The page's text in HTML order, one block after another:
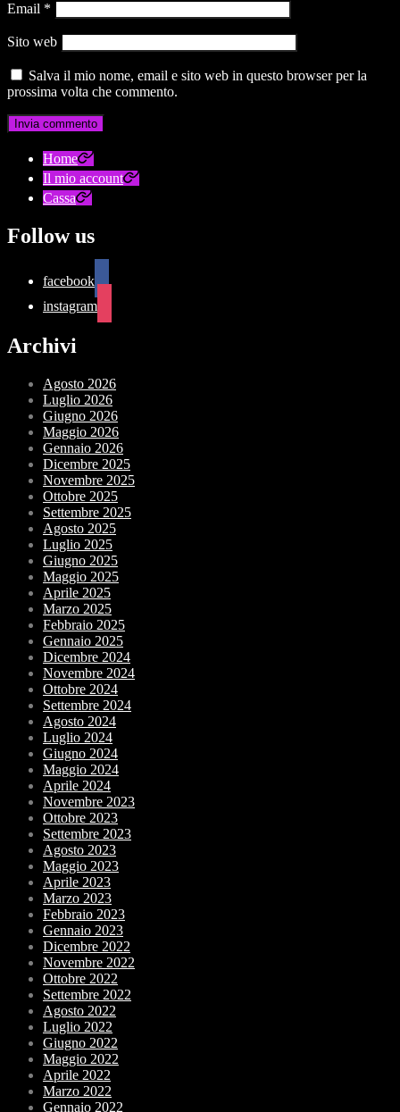
Email *
Sito web
Salva il mio nome, email e sito web in questo browser per la
prossima volta che commento.
Home
Il mio account
Cassa
Follow us
facebook
instagram
Archivi
Agosto 2026
Luglio 2026
Giugno 2026
Maggio 2026
Gennaio 2026
Dicembre 2025
Novembre 2025
Ottobre 2025
Settembre 2025
Agosto 2025
Luglio 2025
Giugno 2025
Maggio 2025
Aprile 2025
Marzo 2025
Febbraio 2025
Gennaio 2025
Dicembre 2024
Novembre 2024
Ottobre 2024
Settembre 2024
Agosto 2024
Luglio 2024
Giugno 2024
Maggio 2024
Aprile 2024
Novembre 2023
Ottobre 2023
Settembre 2023
Agosto 2023
Maggio 2023
Aprile 2023
Marzo 2023
Febbraio 2023
Gennaio 2023
Dicembre 2022
Novembre 2022
Ottobre 2022
Settembre 2022
Agosto 2022
Luglio 2022
Giugno 2022
Maggio 2022
Aprile 2022
Marzo 2022
Gennaio 2022